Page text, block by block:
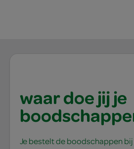
waar doe jij je
Je bestelt de boodschappen bij